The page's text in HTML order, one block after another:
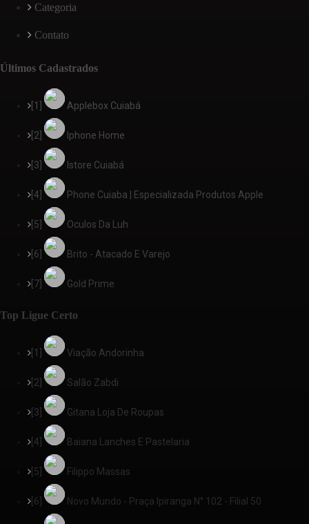
Categoria
Contato
Últimos Cadastrados
[1] Applebox Cuiabá
[2] Iphone Home
[3] Istore Cuiabá
[4] Phone Cuiaba | Especializada Produtos Apple
[5] Oculos Da Luh
[6] Brito - Atacado E Varejo
[7] Gold Prime
Top Ligue Certo
[1] Viação Andorinha
[2] Salão Zabdi
[3] Gitana Loja De Roupas
[4] Baiana Lanches E Pastelaria
[5] Filippo Massas
[6] Novo Mundo - Praça Ipiranga N° 102 - Filial 50